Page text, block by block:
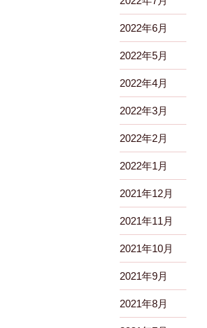
2022年6月
2022年5月
2022年4月
2022年3月
2022年2月
2022年1月
2021年12月
2021年11月
2021年10月
2021年9月
2021年8月